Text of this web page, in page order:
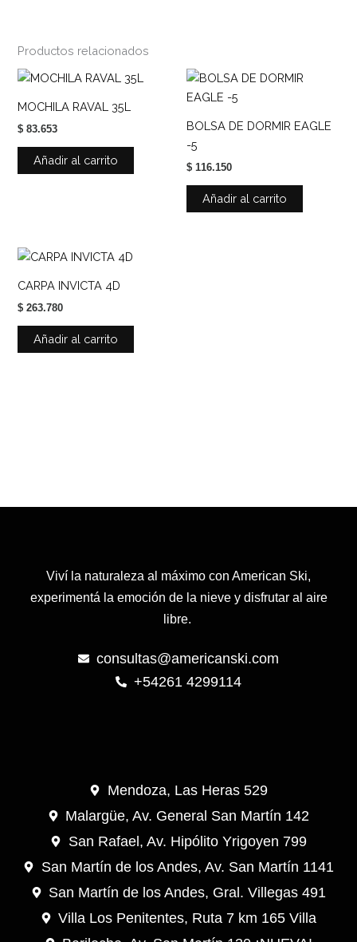
Productos relacionados
MOCHILA RAVAL 35L
$ 83.653
Añadir al carrito
BOLSA DE DORMIR EAGLE
-5
$ 116.150
Añadir al carrito
CARPA INVICTA 4D
$ 263.780
Añadir al carrito
Viví la naturaleza al máximo con American Ski,
experimentá la emoción de la nieve y disfrutar al aire
libre.
consultas@americanski.com
+54261 4299114
Mendoza, Las Heras 529
Malargüe, Av. General San Martín 142
San Rafael, Av. Hipólito Yrigoyen 799
San Martín de los Andes, Av. San Martín 1141
San Martín de los Andes, Gral. Villegas 491
Villa Los Penitentes, Ruta 7 km 165 Villa